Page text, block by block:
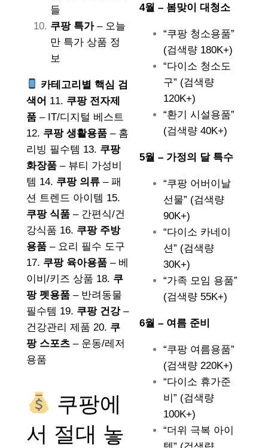
들
쿠팡 특가– 오늘
만 특가 상품 정
보
카테고리별 핵심 검
색어 11. 쿠팡 전자제
품 – IT/디지털 베스트
12. 쿠팡 생활용품 – 홈
리빙 필수템 13. 쿠팡
화장품 – 뷰티 가성비
템 14. 쿠팡 의류 – 패
션 트렌드 아이템 15.
쿠팡 식품 – 간편식/건
강식품 16. 쿠팡 주방
용품 – 요리 필수 도구
17. 쿠팡 육아용품 – 베
이비/키즈 상품 18. 쿠
팡 펫용품 – 반려동물
필수템 19. 쿠팡 건강–
건강관리 제품 20. 쿠
팡 스포츠 – 운동/레저
용품
쿠팡에
서 절대 놓
4월 – 봄맞이 대청소
“쿠팡 청소용품”
(검색량 180K+)
“다이소 청소도
구” (검색량
120K+)
“환기 시설용품”
(검색량 40K+)
5월 – 가정의 달 특수
“쿠팡 어버이날
선물” (검색량
90K+)
“다이소 카네이
션” (검색량
30K+)
“가족 모임 용품”
(검색량 55K+)
6월 – 여름 준비
“쿠팡 여름용품”
(검색량 220K+)
“다이소 휴가준
비” (검색량
100K+)
“더위 극복 아이